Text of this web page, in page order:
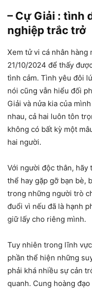
– Cự Giải : tình
nghiệp trắc trở
Xem tử vi cá nhân hàng
21/10/2024 để thấy
tình cảm. Tình yêu đôi
nói cũng vẫn hiểu đối
Giải và nửa kia của
nhau, cả hai luôn tôn
không có bất kỳ một
hai người.
Với người độc thân, hãy
thể hay gặp gỡ bạn bè,
trong những người trò
đuổi vì nếu đã là hạnh
giữ lấy cho riêng mình.
Tuy nhiên trong lĩnh
phần thể hiện những
phải khá nhiều sự cản
quanh. Cung hoàng